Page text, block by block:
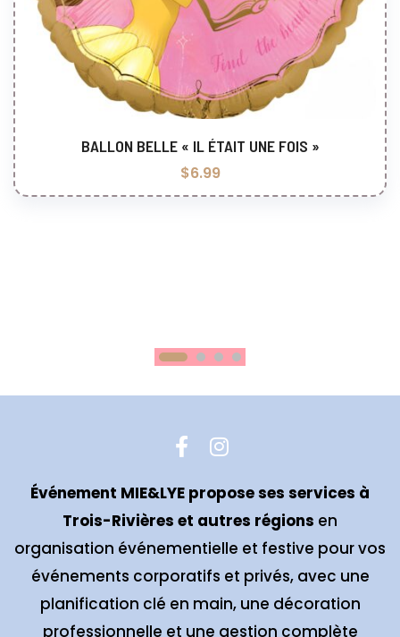
Ajouter au panier
BALLON BELLE « IL ÉTAIT UNE FOIS »
$6.99
Événement MIE&LYE propose ses services à
Trois-Rivières et autres régions en
organisation événementielle et festive pour vos
événements corporatifs et privés, avec une
planification clé en main, une décoration
professionnelle et une gestion complète